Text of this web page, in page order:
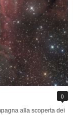
0
alla scoperta dei